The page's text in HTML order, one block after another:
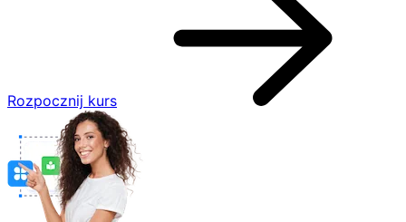
Rozpocznij kurs